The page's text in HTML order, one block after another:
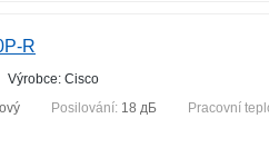
R
Výrobce: Cisco
Posilování: 18 дБ Pracovní